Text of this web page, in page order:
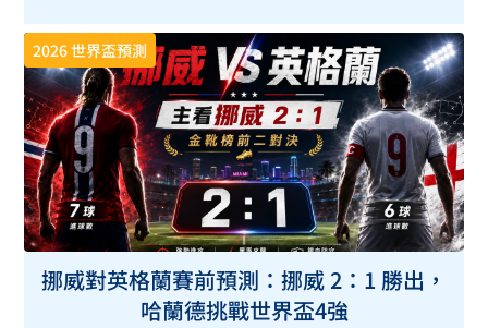
2026 世界盃預測
挪威對英格蘭賽前預測：挪威 2：1 勝出，
哈蘭德挑戰世界盃4強